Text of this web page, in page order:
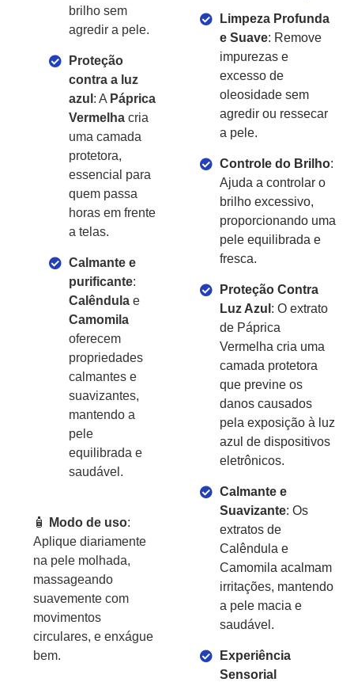
brilho sem
agredir a pele.
Proteção
contra a luz
azul : A Páprica
Vermelha cria
uma camada
protetora,
essencial para
quem passa
horas em frente
a telas.
Calmante e
purificante:
Calêndula e
Camomila
oferecem
propriedades
calmantes e
suavizantes,
mantendo a
pele
equilibrada e
saudável.
🧴 Modo de uso:
Aplique diariamente
na pele molhada,
massageando
suavemente com
movimentos
circulares, e enxágue
bem.
Limpeza Profunda
e Suave: Remove
impurezas e
excesso de
oleosidade sem
agredir ou ressecar
a pele.
Controle do Brilho:
Ajuda a controlar o
brilho excessivo,
proporcionando uma
pele equilibrada e
fresca.
Proteção Contra
Luz Azul : O extrato
de Páprica
Vermelha cria uma
camada protetora
que previne os
danos causados
pela exposição à luz
azul de dispositivos
eletrônicos.
Calmante e
Suavizante: Os
extratos de
Calêndula e
Camomila acalmam
irritações, mantendo
a pele macia e
saudável.
Experiência
Sensorial